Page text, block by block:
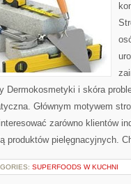
Dermokosmetyki i skóra
Głównym motywem
zarówno klientów
produktów pielęgnacyjnych.
SUPERFOODS W KUCHNI